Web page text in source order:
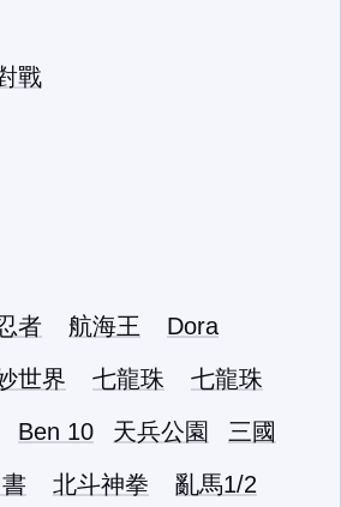
戰
者 航海王
Dora
世界 七龍珠
七龍珠
Ben 10 天兵公園
三國
北斗神拳
亂馬1/2